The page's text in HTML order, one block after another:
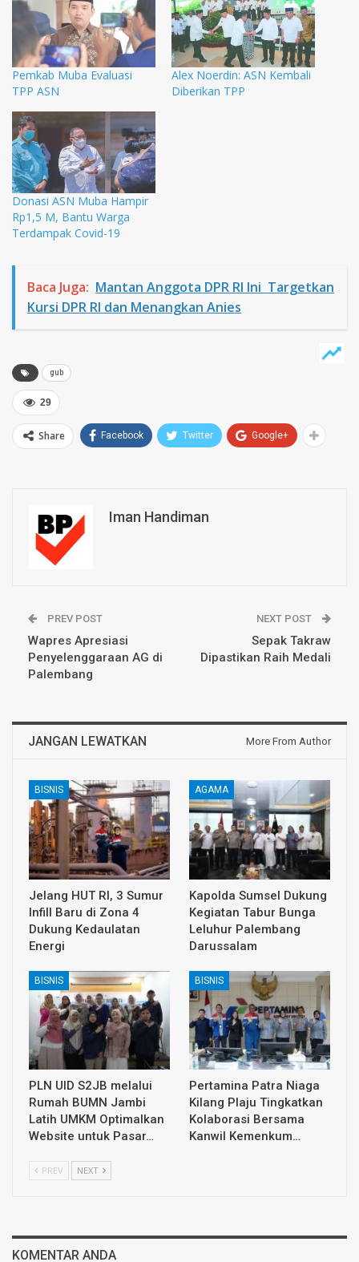
Pemkab Muba Evaluasi
TPP ASN
Alex Noerdin: ASN Kembali
Diberikan TPP
Donasi ASN Muba Hampir
Rp1,5 M, Bantu Warga
Terdampak Covid-19
Baca Juga: Mantan Anggota DPR RI Ini Targetkan
Kursi DPR RI dan Menangkan Anies
gub
29
Share Facebook Twitter Google+
Iman Handiman
PREV POST
Wapres Apresiasi
Penyelenggaraan AG di
Palembang
NEXT POST
Sepak Takraw
Dipastikan Raih Medali
JANGAN LEWATKAN More From Author
BISNIS
Jelang HUT RI, 3 Sumur
Infill Baru di Zona 4
Dukung Kedaulatan
Energi
AGAMA
Kapolda Sumsel Dukung
Kegiatan Tabur Bunga
Leluhur Palembang
Darussalam
BISNIS
PLN UID S2JB melalui
Rumah BUMN Jambi
Latih UMKM Optimalkan
Website untuk Pasar…
BISNIS
Pertamina Patra Niaga
Kilang Plaju Tingkatkan
Kolaborasi Bersama
Kanwil Kemenkum…
PREV NEXT
KOMENTAR ANDA